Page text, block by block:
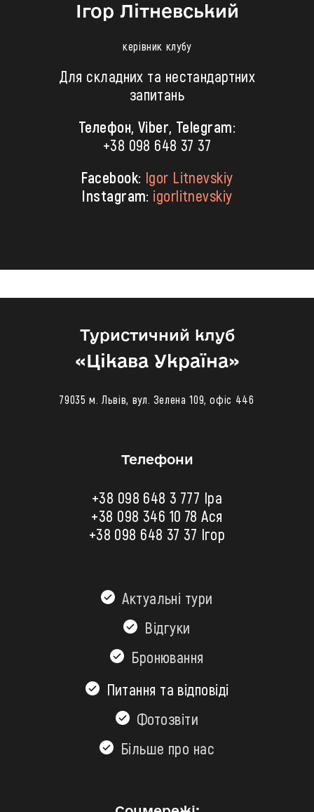
Ігор Літневський
керівник клубу
Для складних та нестандартних
запитань
Телефон, Viber, Telegram:
+38 098 648 37 37
Facebook: Igor Litnevskiy
Instagram: igorlitnevskiy
Туристичний клуб
«‎Цікава Україна»
79035 м. Львів, вул. Зелена 109, офіс 446
Телефони
+38 098 648 3 777 Іра
+38 098 346 10 78 Ася
+38 098 648 37 37 Ігор
Актуальні тури
Відгуки
Бронювання
Питання та відповіді
Фотозвіти
Більшe про нас